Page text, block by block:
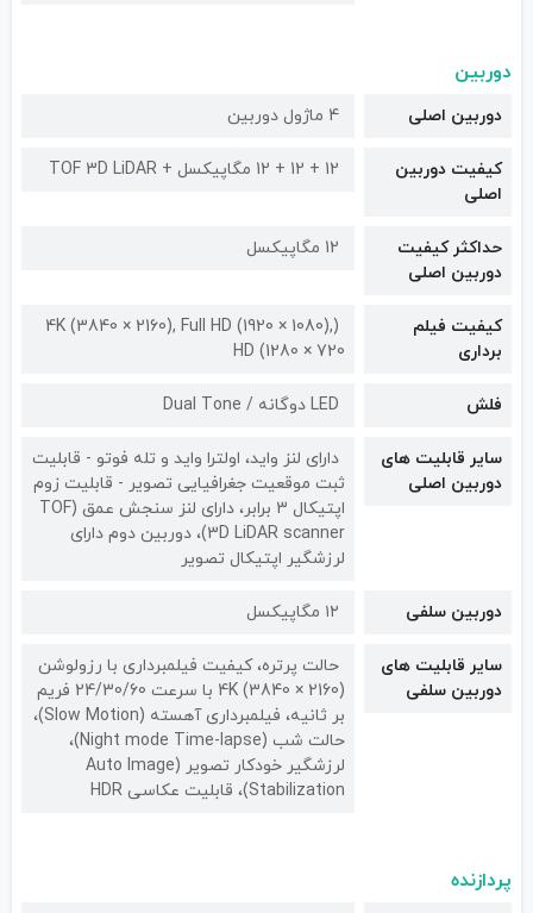
دوربین
دوربین اصلی 4 ماژول دوربین
کیفیت دوربین‌
اصلی
12 + 12 + 12 مگاپیکسل + TOF 3D LiDAR
حداکثر کیفیت
دوربین اصلی
12 مگاپیکسل
کیفیت فیلم
برداری
(4K (3840 × 2160), Full HD (1920 × 1080),
HD (1280 × 720
فلش LED دوگانه / Dual Tone
سایر قابلیت های
دوربین اصلی
دارای لنز واید، اولترا واید و تله فوتو - قابلیت
ثبت موقعیت جغرافیایی تصویر - قابلیت زوم
اپتیکال 3 برابر، دارای لنز سنجش عمق (TOF
3D LiDAR scanner)، دوربین دوم دارای
لرزشگیر اپتیکال تصویر
دوربین سلفی ۱۲ مگاپیکسل
سایر قابلیت های
دوربین سلفی
حالت پرتره، کیفیت فیلمبرداری با رزولوشن
(2160 × 3840) 4K با سرعت 24/30/60 فریم
بر ثانیه، فیلمبرداری آهسته (Slow Motion)،
حالت شب (Night mode Time-lapse)،
لرزشگیر خودکار تصویر (Auto Image
Stabilization)، قابلیت عکاسی HDR
پردازنده